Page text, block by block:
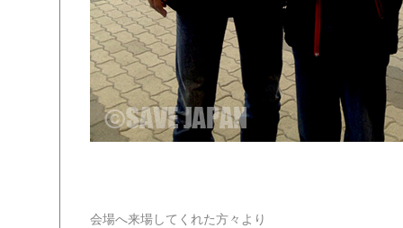
会場へ来場してくれた方々より